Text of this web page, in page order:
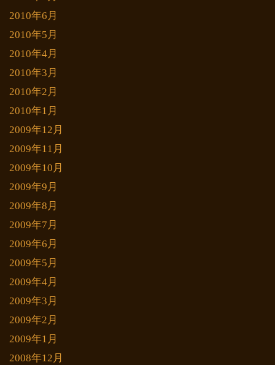
2010年6月
2010年5月
2010年4月
2010年3月
2010年2月
2010年1月
2009年12月
2009年11月
2009年10月
2009年9月
2009年8月
2009年7月
2009年6月
2009年5月
2009年4月
2009年3月
2009年2月
2009年1月
2008年12月